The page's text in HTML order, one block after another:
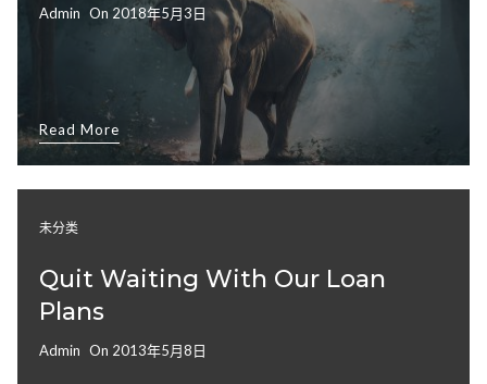
Admin On 2018年5月3日
Read More
未分类
Quit Waiting With Our Loan
Plans
Admin On 2013年5月8日